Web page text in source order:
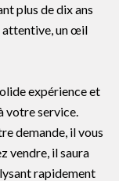
plus de dix ans
attentive, un œil
expérience et
votre service.
demande, il vous
vendre, il saura
rapidement